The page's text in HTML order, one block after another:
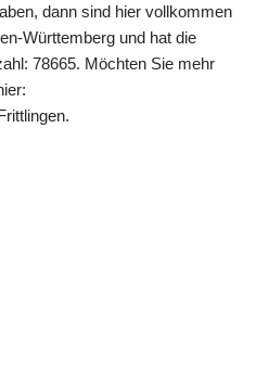
dann sind hier vollkommen
Württemberg und hat die
78665. Möchten Sie mehr